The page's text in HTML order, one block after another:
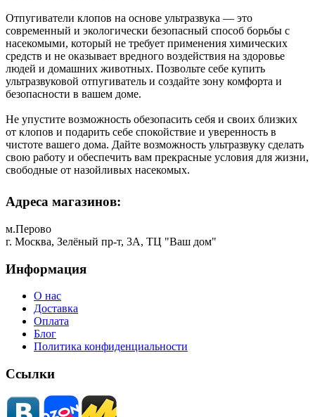
Отпугиватели клопов на основе ультразвука — это
современный и экологически безопасный способ борьбы с
насекомыми, который не требует применения химических
средств и не оказывает вредного воздействия на здоровье
людей и домашних животных. Позвольте себе купить
ультразвуковой отпугиватель и создайте зону комфорта и
безопасности в вашем доме.
Не упустите возможность обезопасить себя и своих близких
от клопов и подарить себе спокойствие и уверенность в
чистоте вашего дома. Дайте возможность ультразвуку сделать
свою работу и обеспечить вам прекрасные условия для жизни,
свободные от назойливых насекомых.
Адреса магазинов:
м.Перово
г. Москва, Зелёный пр-т, 3А, ТЦ "Ваш дом"
Информация
О нас
Доставка
Оплата
Блог
Политика конфиденциальности
Ссылки